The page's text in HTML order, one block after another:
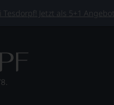
Jetzt als 5+1 Angebot!